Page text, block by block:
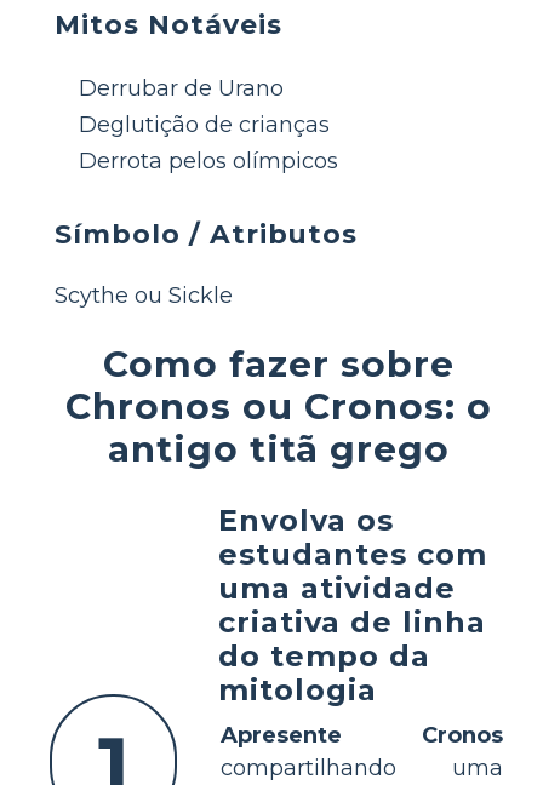
Mitos Notáveis
Derrubar de Urano
Deglutição de crianças
Derrota pelos olímpicos
Símbolo / Atributos
Scythe ou Sickle
Como fazer sobre
Chronos ou Cronos: o
antigo titã grego
Envolva os
estudantes com
uma atividade
criativa de linha
do tempo da
mitologia
Apresente Cronos
compartilhando uma